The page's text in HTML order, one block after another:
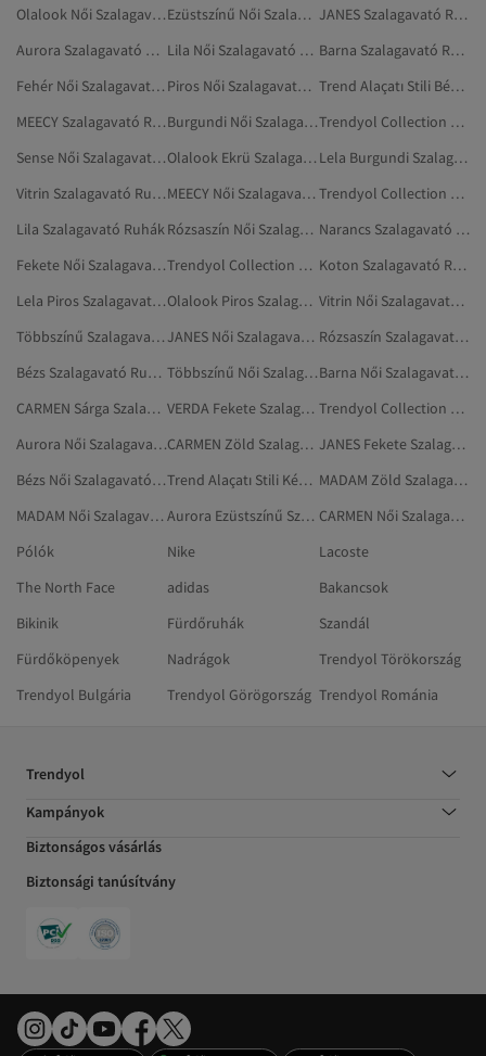
Olalook Női Szalagavató Ruhák
Ezüstszínű Női Szalagavató Ruhák
JANES Szalagavató Ruhák
Aurora Szalagavató Ruhák
Lila Női Szalagavató Ruhák
Barna Szalagavató Ruhák
Fehér Női Szalagavató Ruhák
Piros Női Szalagavató Ruhák
Trend Alaçatı Stili Bézs Szalagavató Ruhák
MEECY Szalagavató Ruhák
Burgundi Női Szalagavató Ruhák
Trendyol Collection Barna Szalagavató Ruhák
Sense Női Szalagavató Ruhák
Olalook Ekrü Szalagavató Ruhák
Lela Burgundi Szalagavató Ruhák
Vitrin Szalagavató Ruhák
MEECY Női Szalagavató Ruhák
Trendyol Collection Többszínű Szalagavató Ruhák
Lila Szalagavató Ruhák
Rózsaszín Női Szalagavató Ruhák
Narancs Szalagavató Ruhák
Fekete Női Szalagavató Ruhák
Trendyol Collection Lila Szalagavató Ruhák
Koton Szalagavató Ruhák
Lela Piros Szalagavató Ruhák
Olalook Piros Szalagavató Ruhák
Vitrin Női Szalagavató Ruhák
Többszínű Szalagavató Ruhák
JANES Női Szalagavató Ruhák
Rózsaszín Szalagavató Ruhák
Bézs Szalagavató Ruhák
Többszínű Női Szalagavató Ruhák
Barna Női Szalagavató Ruhák
CARMEN Sárga Szalagavató Ruhák
VERDA Fekete Szalagavató Ruhák
Trendyol Collection Piros Szalagavató Ruhák
Aurora Női Szalagavató Ruhák
CARMEN Zöld Szalagavató Ruhák
JANES Fekete Szalagavató Ruhák
Bézs Női Szalagavató Ruhák
Trend Alaçatı Stili Kék Szalagavató Ruhák
MADAM Zöld Szalagavató Ruhák
MADAM Női Szalagavató Ruhák
Aurora Ezüstszínű Szalagavató Ruhák
CARMEN Női Szalagavató Ruhák
Pólók
Nike
Lacoste
The North Face
adidas
Bakancsok
Bikinik
Fürdőruhák
Szandál
Fürdőköpenyek
Nadrágok
Trendyol Törökország
Trendyol Bulgária
Trendyol Görögország Trendyol Románia
Trendyol
Kampányok
Biztonságos vásárlás
Biztonsági tanúsítvány